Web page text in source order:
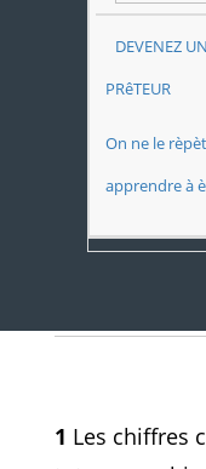
DEVENEZ
PRêTEUR
On ne le
apprendre à
1 Les chiffres